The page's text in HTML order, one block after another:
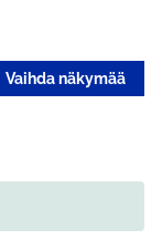
Vaihda näkymää